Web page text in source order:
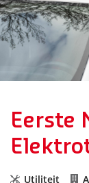
Eerste
Utiliteit